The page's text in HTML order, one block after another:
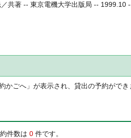
共著 -- 東京電機大学出版局 -- 1999.10
かごへ」が表示され、貸出の予約ができ
件数は 0 件です。